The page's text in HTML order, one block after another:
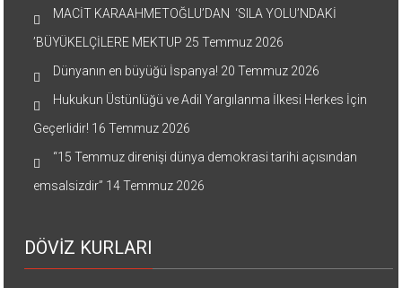
MACİT KARAAHMETOĞLU’DAN ‘SILA YOLU’NDAKİ
’BÜYÜKELÇİLERE MEKTUP 25 Temmuz 2026
Dünyanın en büyüğü İspanya! 20 Temmuz 2026
Hukukun Üstünlüğü ve Adil Yargılanma İlkesi Herkes İçin
Geçerlidir! 16 Temmuz 2026
“15 Temmuz direnişi dünya demokrasi tarihi açısından
emsalsizdir” 14 Temmuz 2026
DÖVİZ KURLARI